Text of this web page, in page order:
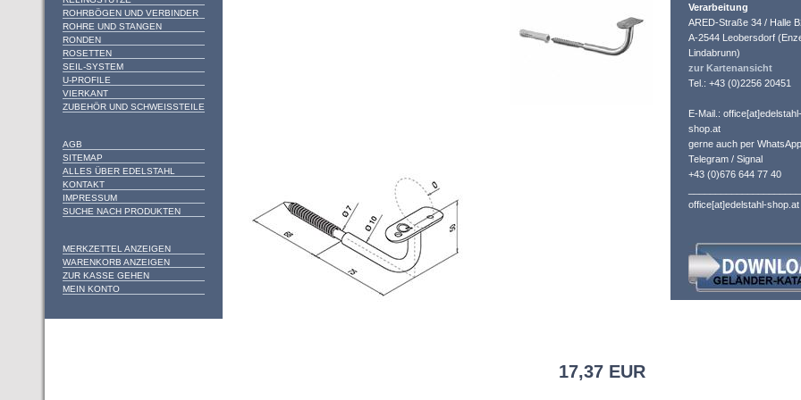
ROHRBÖGEN UND VERBINDER
ROHRE UND STANGEN
RONDEN
ROSETTEN
SEIL-SYSTEM
U-PROFILE
VIERKANT
ZUBEHÖR UND SCHWEISSTEILE
AGB
SITEMAP
ALLES ÜBER EDELSTAHL
KONTAKT
IMPRESSUM
SUCHE NACH PRODUKTEN
MERKZETTEL ANZEIGEN
WARENKORB ANZEIGEN
ZUR KASSE GEHEN
MEIN KONTO
17,37 EUR
Verarbeitung
ARED-Straße 34 / Halle
A-2544 Leobersdorf
Lindabrunn)
zur Kartenansicht
Tel.: +43 (0)2256 20451
E-Mail.: office[at]edelstahl-
shop.at
gerne auch per
Telegram / Signal
+43 (0)676 644 77 40
office[at]edelstahl-shop.at